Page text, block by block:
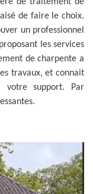
de faire le choix.
un professionnel
les services
de charpente a
travaux, et connait
votre support. Par